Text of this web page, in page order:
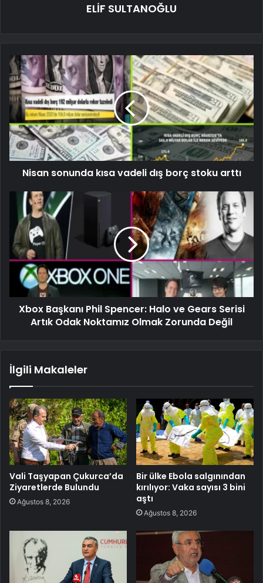
ELİF SULTANOĞLU
Nisan sonunda kısa vadeli dış borç stoku arttı
Xbox Başkanı Phil Spencer: Halo ve Gears Serisi
Artık Odak Noktamız Olmak Zorunda Değil
İlgili Makaleler
Vali Taşyapan Çukurca’da
Ziyaretlerde Bulundu
Ağustos 8, 2026
Bir ülke Ebola salgınından
kırılıyor: Vaka sayısı 3 bini
aştı
Ağustos 8, 2026